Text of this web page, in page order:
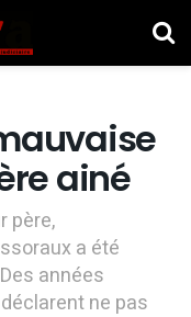
ainé
père,
a été
années
ne pas